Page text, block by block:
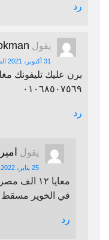
رد
يقول
31 أكتوبر، 2021 الساعة 10:53 م
برن عليك تليفونك
٠١٠٦٨٥٠٧٥٦٩
رد
يقول
25 يناير، 2022 الساعة 3:13 م
معايا ١٢
في الخوير مسقط
رد